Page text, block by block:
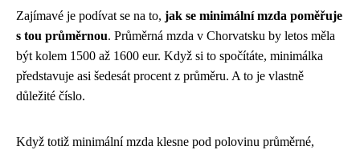
Zajímavé je podívat se na to, jak se minimální mzda poměřuje
s tou průměrnou. Průměrná mzda v Chorvatsku by letos měla
být kolem 1500 až 1600 eur. Když si to spočítáte, minimálka
představuje asi šedesát procent z průměru. A to je vlastně
důležité číslo.
Když totiž minimální mzda klesne pod polovinu průměrné,